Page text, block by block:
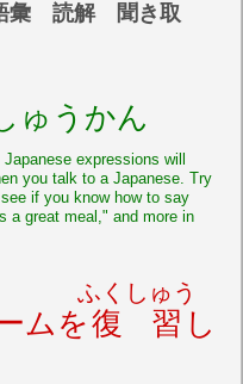
彙 読解 聞き取
ゅうかん
expressions will
you talk to a Japanese. Try
if you know how to say
a great meal," and more in
ムを復習
ふくしゅう
し